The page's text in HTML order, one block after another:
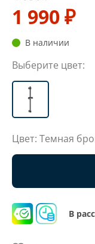
1 990 ₽
В наличии
Выберите цвет:
Цвет: Темная
В